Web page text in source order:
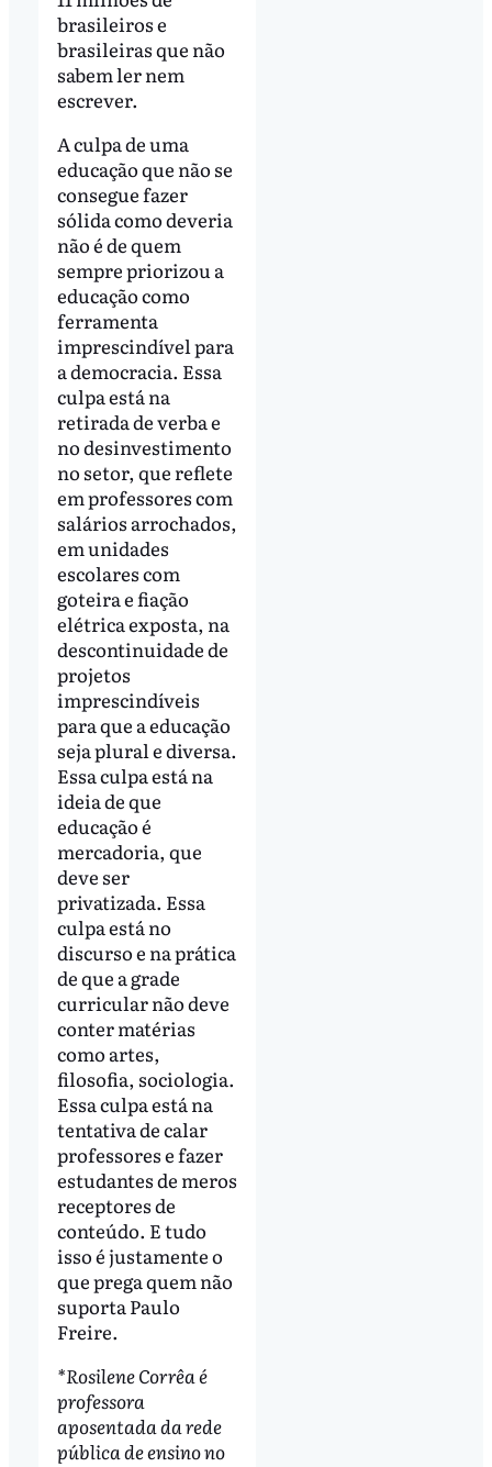
brasileiros e
brasileiras que não
sabem ler nem
escrever.
A culpa de uma
educação que não se
consegue fazer
sólida como deveria
não é de quem
sempre priorizou a
educação como
ferramenta
imprescindível para
a democracia. Essa
culpa está na
retirada de verba e
no desinvestimento
no setor, que reflete
em professores com
salários arrochados,
em unidades
escolares com
goteira e fiação
elétrica exposta, na
descontinuidade de
projetos
imprescindíveis
para que a educação
seja plural e diversa.
Essa culpa está na
ideia de que
educação é
mercadoria, que
deve ser
privatizada. Essa
culpa está no
discurso e na prática
de que a grade
curricular não deve
conter matérias
como artes,
filosofia, sociologia.
Essa culpa está na
tentativa de calar
professores e fazer
estudantes de meros
receptores de
conteúdo. E tudo
isso é justamente o
que prega quem não
suporta Paulo
Freire.
*Rosilene Corrêa é
professora
aposentada da rede
pública de ensino no